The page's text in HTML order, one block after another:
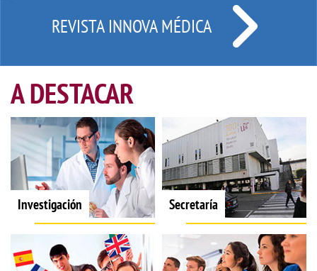
REVISTA INNOVA MÉDICA
A DESTACAR
Investigación Secretaría